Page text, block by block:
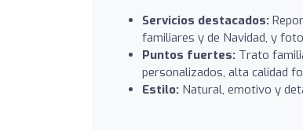
Servicios destacados:
familiares y de Navidad, y
Puntos fuertes: Trato
personalizados, alta calidad
Estilo: Natural, emotivo y